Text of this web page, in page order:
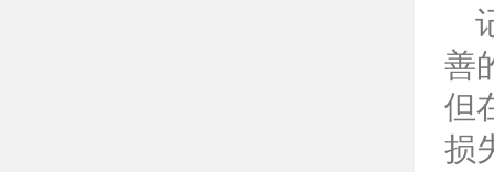
善
但
损